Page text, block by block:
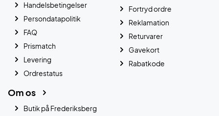
Handelsbetingelser
Persondatapolitik
FAQ
Prismatch
Levering
Ordrestatus
Fortryd ordre
Reklamation
Returvarer
Gavekort
Rabatkode
Om os
Butik på Frederiksberg